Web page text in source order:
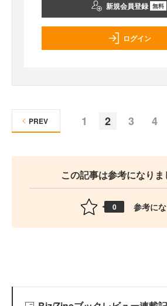
新規会員登録 無料
ログイン
1 2 3 4
PREV
この記事は参考になりま
0 参考に